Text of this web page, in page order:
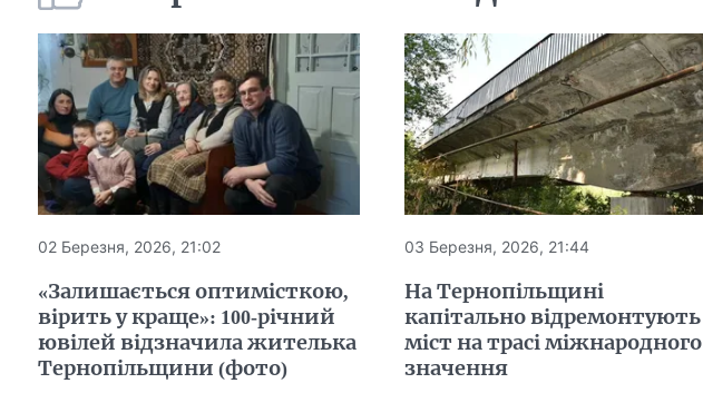
02 Березня, 2026, 21:02
«Залишається оптимісткою,
вірить у краще»: 100-річний
ювілей відзначила жителька
Тернопільщини (фото)
03 Березня, 2026, 21:44
На Тернопільщині
капітально відремонтують
міст на трасі міжнародного
значення